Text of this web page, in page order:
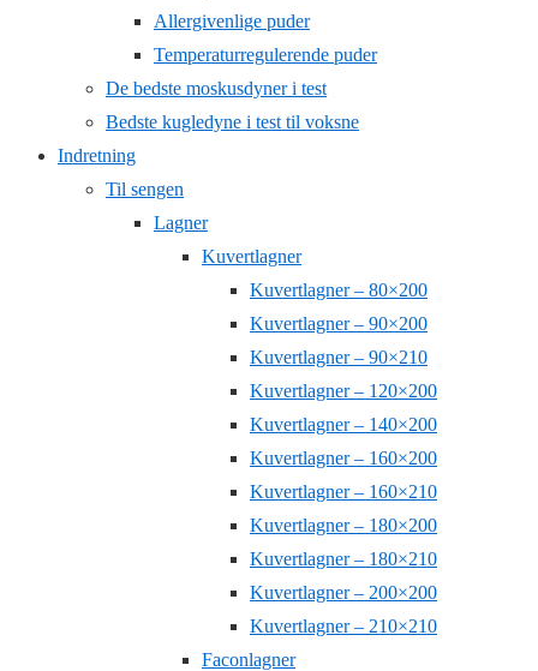
Allergivenlige puder
Temperaturregulerende puder
De bedste moskusdyner i test
Bedste kugledyne i test til voksne
Indretning
Til sengen
Lagner
Kuvertlagner
Kuvertlagner – 80×200
Kuvertlagner – 90×200
Kuvertlagner – 90×210
Kuvertlagner – 120×200
Kuvertlagner – 140×200
Kuvertlagner – 160×200
Kuvertlagner – 160×210
Kuvertlagner – 180×200
Kuvertlagner – 180×210
Kuvertlagner – 200×200
Kuvertlagner – 210×210
Faconlagner